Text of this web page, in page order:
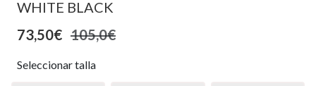
WHITE BLACK
73,50€ 105,0€
Seleccionar talla